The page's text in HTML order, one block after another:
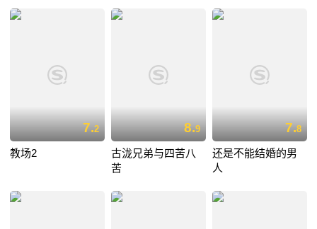
7.2
教场2
8.9
古泷兄弟与四苦八
苦
7.8
还是不能结婚的男
人